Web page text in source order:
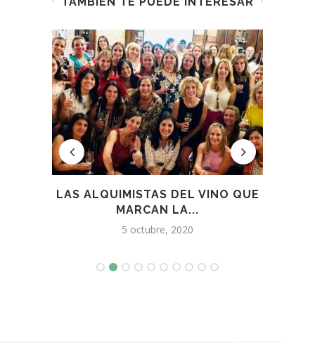
LAS ALQUIMISTAS DEL VINO QUE
MARCAN LA...
5 octubre, 2020